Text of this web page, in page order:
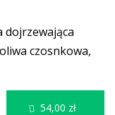
dojrzewająca
czosnkowa,